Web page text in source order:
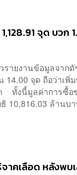
จุด บวก
ายงานข้อมูลจาก
14.00 จุด ถือว่าเพิ่
ทั้งนี้มูลค่าการซื้อ
10,816.03 ล้าน
าคเลือด หลังพ